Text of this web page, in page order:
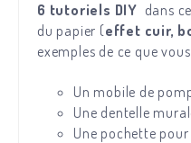
6 tutoriels DIY dans
du papier (effet cuir,
exemples de ce que
Un mobile de
Une dentelle
Une pochette